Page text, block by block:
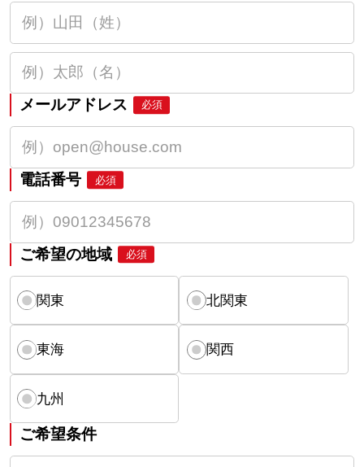
メールアドレス 必須
電話番号 必須
ご希望の地域 必須
関東 北関東
東海 関西
九州
ご希望条件